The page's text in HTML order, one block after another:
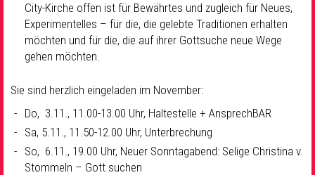
City-Kirche offen ist für Bewährtes und zugleich für Neues,
Experimentelles – für die, die gelebte Traditionen erhalten
möchten und für die, die auf ihrer Gottsuche neue Wege
gehen möchten.
Sie sind herzlich eingeladen im November:
Do, 3.11., 11.00-13.00 Uhr, Haltestelle + AnsprechBAR
Sa, 5.11., 11.50-12.00 Uhr, Unterbrechung
So, 6.11., 19.00 Uhr, Neuer Sonntagabend: Selige Christina v.
Stommeln – Gott suchen